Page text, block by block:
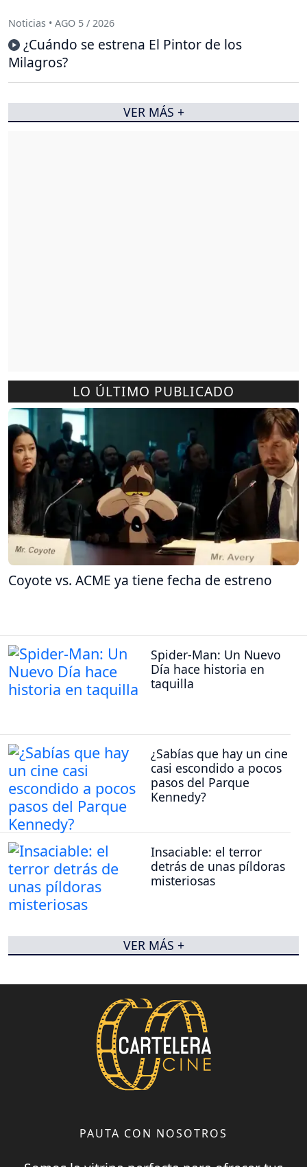
LO ÚLTIMO PUBLICADO
Coyote vs. ACME ya tiene fecha de estreno
Spider-Man: Un Nuevo
Día hace historia en
taquilla
¿Sabías que hay un cine
casi escondido a pocos
pasos del Parque
Kennedy?
Insaciable: el terror
detrás de unas píldoras
misteriosas
VER MÁS +
Noticias • AGO 5 / 2026
¿Cuándo se estrena El Pintor de los
Milagros?
VER MÁS +
PAUTA CON NOSOTROS